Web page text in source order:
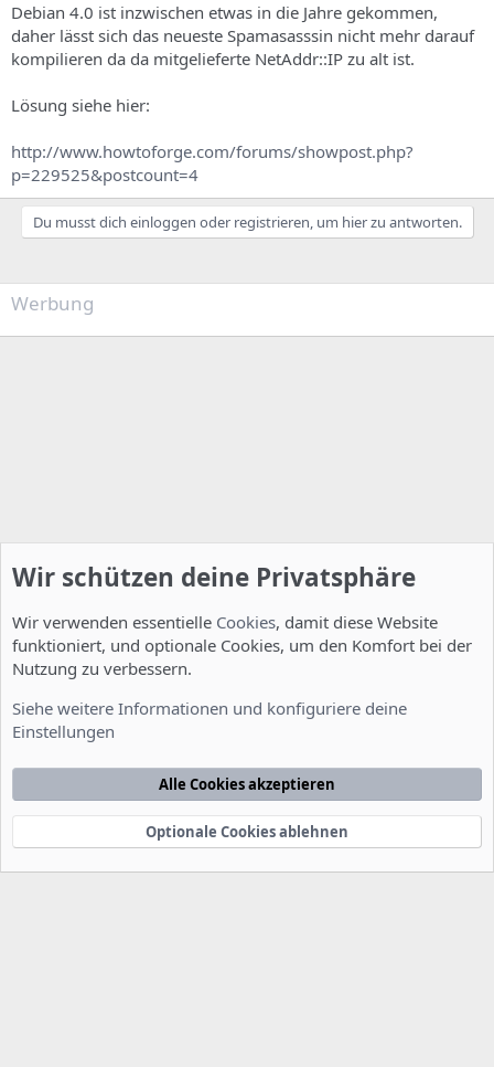
Debian 4.0 ist inzwischen etwas in die Jahre gekommen,
daher lässt sich das neueste Spamasasssin nicht mehr darauf
kompilieren da da mitgelieferte NetAddr::IP zu alt ist.
Lösung siehe hier:
http://www.howtoforge.com/forums/showpost.php?
p=229525&postcount=4
Du musst dich einloggen oder registrieren, um hier zu antworten.
Werbung
Nutzungsbedingungen Datenschutzerklärung
Startseite
e
Community platform by XenForo® © 2010-2022 XenForo Ltd.
xenDach©2010-2014
Wir schützen deine Privatsphäre
Wir verwenden essentielle Cookies, damit diese Website
funktioniert, und optionale Cookies, um den Komfort bei der
Nutzung zu verbessern.
Siehe weitere Informationen und konfiguriere deine
Einstellungen
Alle Cookies akzeptieren
Optionale Cookies ablehnen